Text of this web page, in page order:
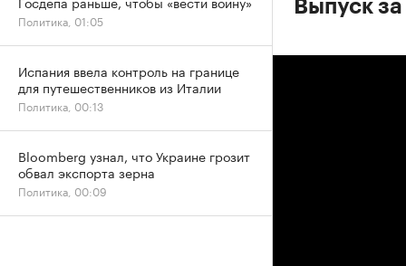
Выпуск
Политика, 01:05
Испания ввела контроль на границе
для путешественников из Италии
Политика, 00:13
Bloomberg узнал, что Украине грозит
обвал экспорта зерна
Политика, 00:09